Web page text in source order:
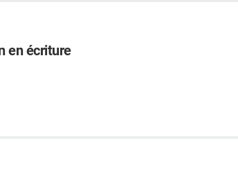
en écriture